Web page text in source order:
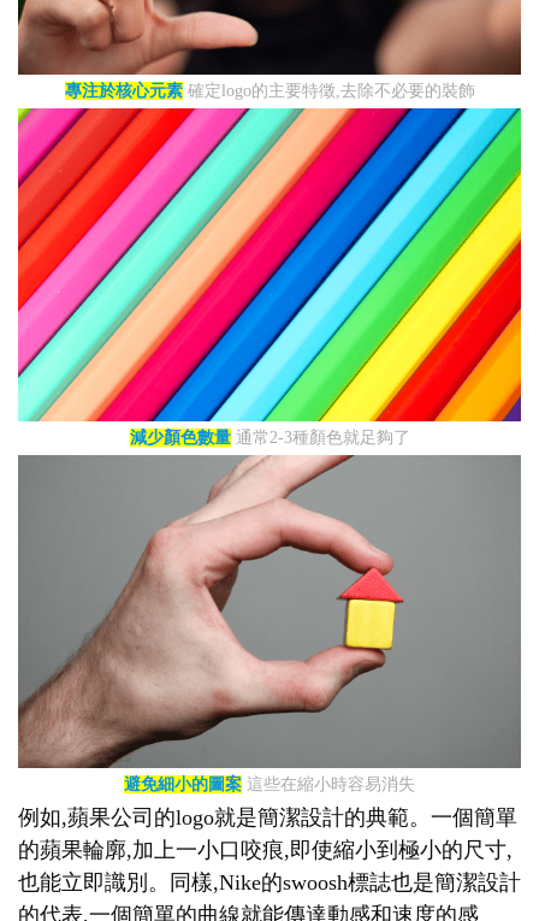
專注於核心元素確定logo的主要特徵,去除不必要的裝飾
減少顏色數量通常2-3種顏色就足夠了
避免細小的圖案 這些在縮小時容易消失
例如,蘋果公司的logo就是簡潔設計的典範。一個簡單
的蘋果輪廓,加上一小口咬痕,即使縮小到極小的尺寸,
也能立即識別。同樣,Nike的swoosh標誌也是簡潔設計
的代表,一個簡單的曲線就能傳達動感和速度的感